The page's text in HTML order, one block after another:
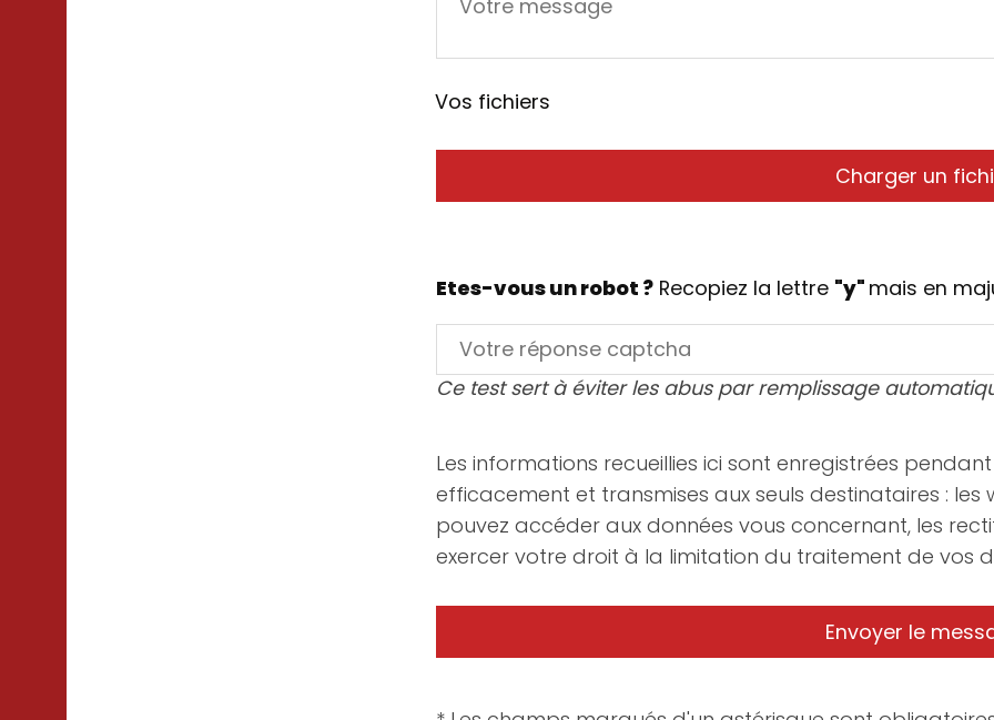
Vos fichiers
Charger un
Etes-vous un robot ? Recopiez la lettre "y" mais en
Ce test sert à éviter les abus par remplissage
Les informations recueillies ici sont enregistrées
efficacement et transmises aux seuls destinataires :
pouvez accéder aux données vous concernant, les
exercer votre droit à la limitation du traitement de vos